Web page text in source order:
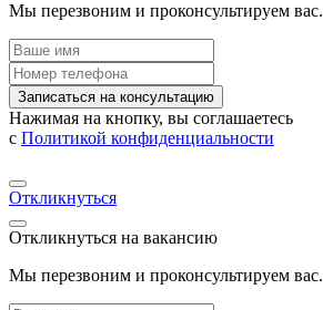
Мы перезвоним и проконсультируем вас.
Записаться на консультацию
Нажимая на кнопку, вы соглашаетесь
с Политикой конфиденциальности
Откликнуться
Откликнуться на вакансию
Мы перезвоним и проконсультируем вас.